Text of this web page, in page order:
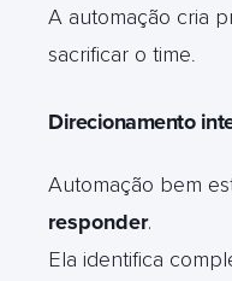
A automação cria
sacrificar o time.
Direcionamento
Automação bem
responder.
Ela identifica